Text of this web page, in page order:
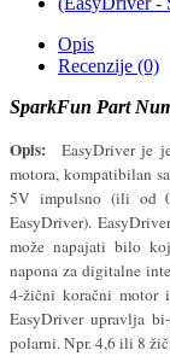
Opis
Recenzije (0)
SparkFun Part
Opis: EasyDriver je
motora, kompatibilan
5V impulsno (ili od
EasyDriver).
može napajati bilo
napona za digitalne
4-žični koračni motor
EasyDriver upravlja
polarni. Npr. 4,6 ili 8